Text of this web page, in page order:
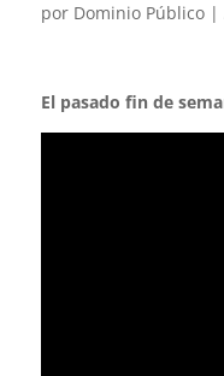
por Dominio Público|
El pasado fin de